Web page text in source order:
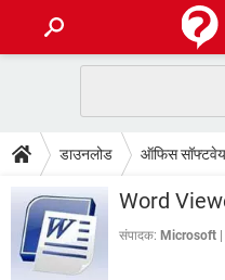
फोन पर अकाउंट बैलेंस चेक
WhatsApp Hack हो गया?
टेक-स्पेशल
2020 के फ्री एंटीवायरस
बेस्ट फ्री ऑनलाइन गेम्स
डाउनलोड
Vidmate
WhatsRemoved+
FORUM
डाउनलोड ऑफिस
Word
संपादक: Microsoft